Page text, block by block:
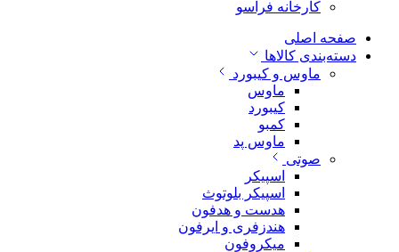
کارخانه فراسو
صفحه اصلی
دسته‌بندی کالاها
ماوس و کیبورد
ماوس
کیبورد
کمبو
ماوس پد
صوتی
اسپیکر
اسپیکر بلوتوث
هدست و هدفون
هندزفری و ایرفون
میکروفون